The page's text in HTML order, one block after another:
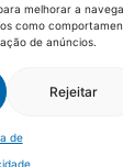
melhorar a
como
de anúncios.
Rejeitar
de
Redes
|